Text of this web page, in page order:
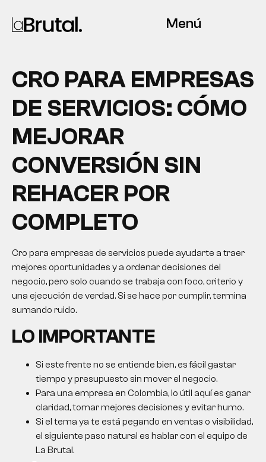
Menú
CRO PARA EMPRESAS
DE SERVICIOS: CÓMO
MEJORAR
CONVERSIÓN SIN
REHACER POR
COMPLETO
Cro para empresas de servicios puede ayudarte a traer
mejores oportunidades y a ordenar decisiones del
negocio, pero solo cuando se trabaja con foco, criterio y
una ejecución de verdad. Si se hace por cumplir, termina
sumando ruido.
LO IMPORTANTE
Si este frente no se entiende bien, es fácil gastar
tiempo y presupuesto sin mover el negocio.
Para una empresa en Colombia, lo útil aquí es ganar
claridad, tomar mejores decisiones y evitar humo.
Si el tema ya te está pegando en ventas o visibilidad,
el siguiente paso natural es hablar con el equipo de
La Brutal.